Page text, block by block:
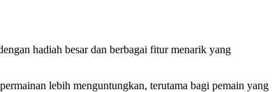
hadiah besar dan berbagai fitur menarik yang
lebih menguntungkan, terutama bagi pemain yang